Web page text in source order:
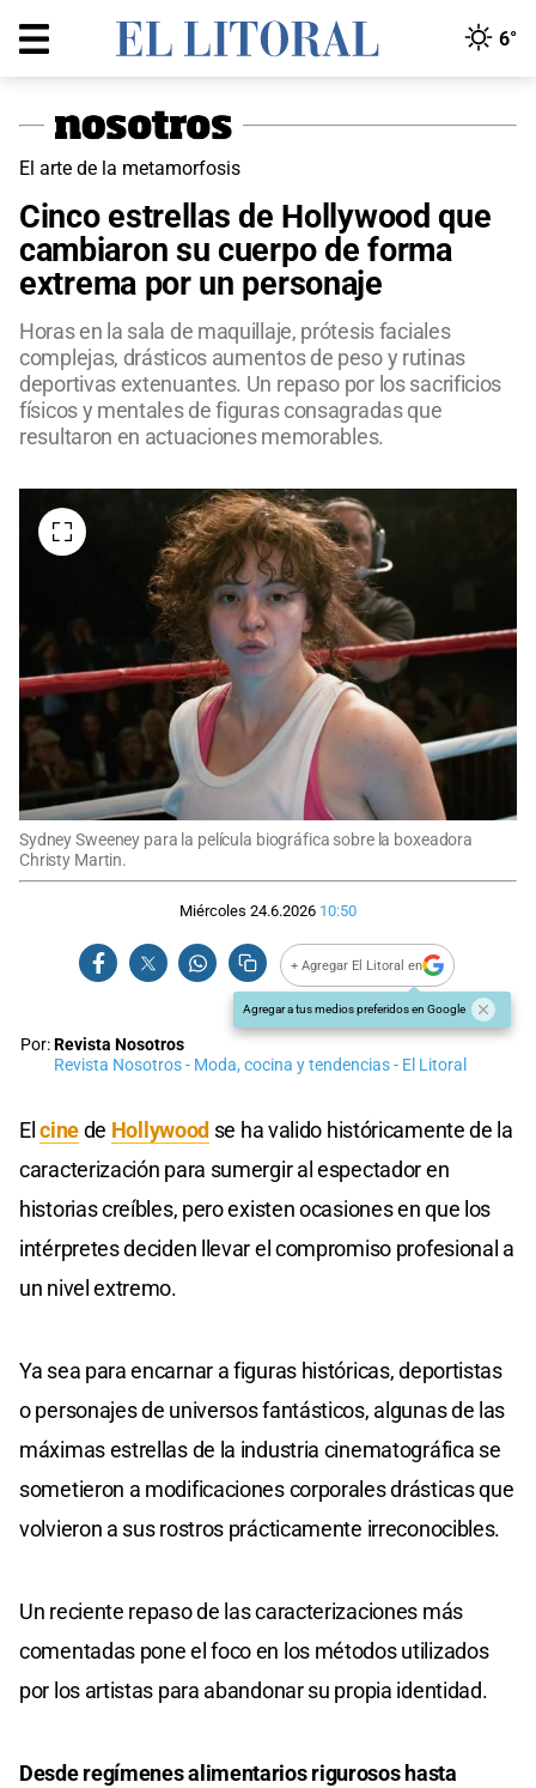
6°
El arte de la metamorfosis
Cinco estrellas de Hollywood que
cambiaron su cuerpo de forma
extrema por un personaje
Horas en la sala de maquillaje, prótesis faciales
complejas, drásticos aumentos de peso y rutinas
deportivas extenuantes. Un repaso por los sacrificios
físicos y mentales de figuras consagradas que
resultaron en actuaciones memorables.
Sydney Sweeney para la película biográfica sobre la boxeadora
Christy Martin.
Miércoles 24.6.2026 10:50
+ Agregar El Litoral en
Agregar a tus medios preferidos en Google
Por:Revista Nosotros
Revista Nosotros - Moda, cocina y tendencias - El Litoral
Elcinede Hollywood se ha valido históricamente de la
caracterización para sumergir al espectador en
historias creíbles, pero existen ocasiones en que los
intérpretes deciden llevar el compromiso profesional a
un nivel extremo.
Ya sea para encarnar a figuras históricas, deportistas
o personajes de universos fantásticos, algunas de las
máximas estrellas de la industria cinematográfica se
sometieron a modificaciones corporales drásticas que
volvieron a sus rostros prácticamente irreconocibles.
Un reciente repaso de las caracterizaciones más
comentadas pone el foco en los métodos utilizados
por los artistas para abandonar su propia identidad.
Desde regímenes alimentarios rigurosos hasta